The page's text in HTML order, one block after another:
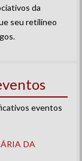
da
seu retilíneo
eventos
da